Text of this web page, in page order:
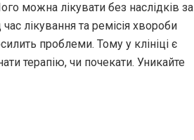
можна лікувати без наслідків за
лікування та ремісія хвороби
проблеми. Тому у клініці є
терапію, чи почекати. Уникайте